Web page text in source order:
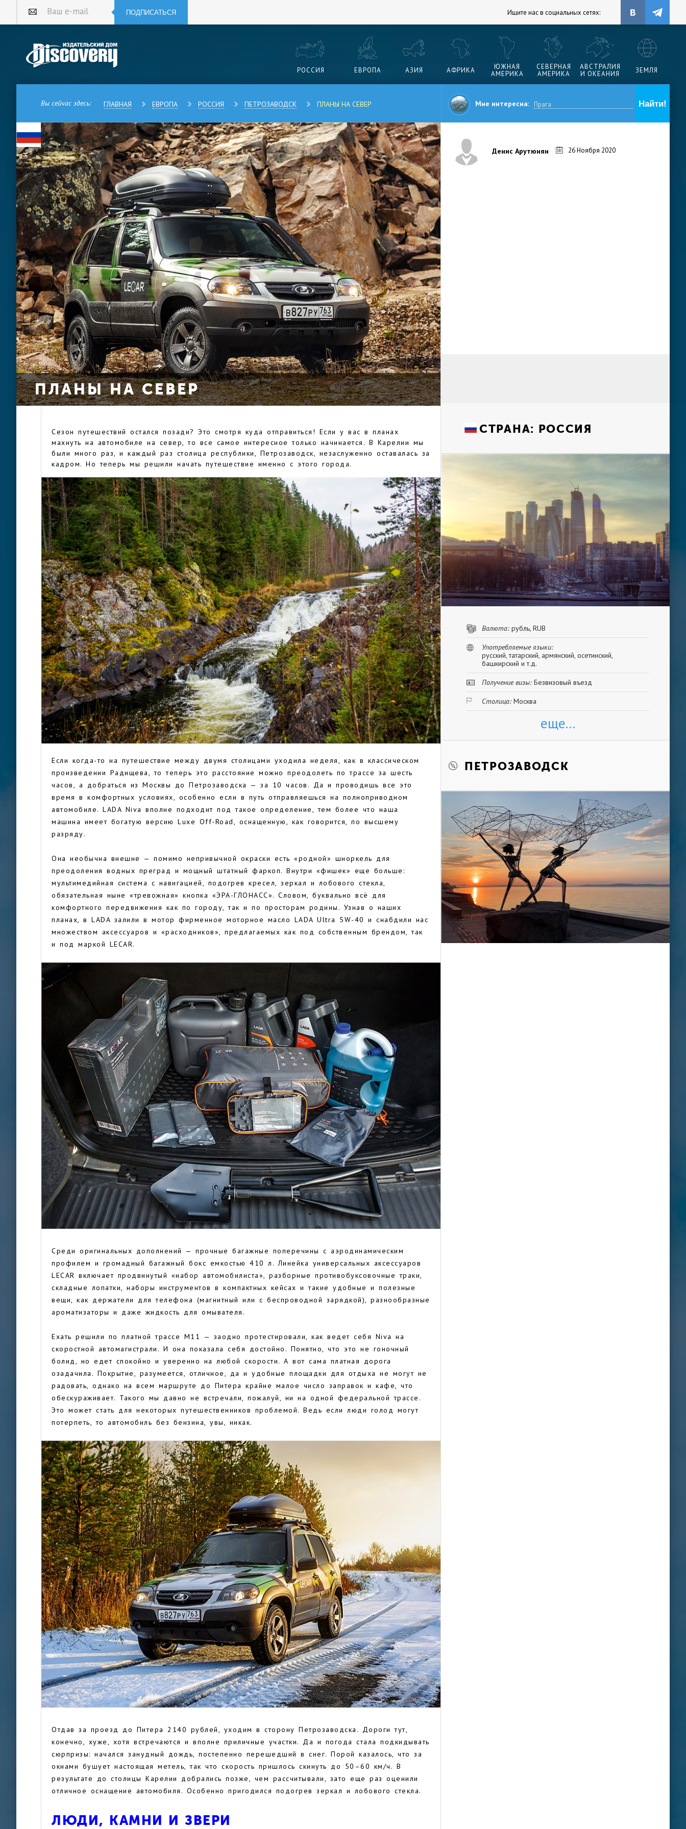
Ваш e-mail ПОДПИСАТЬСЯ Ищите нас в социальных сетях:
РОССИЯ ЕВРОПА АЗИЯ АФРИКА
ЮЖНАЯ
АМЕРИКА
СЕВЕРНАЯ
АМЕРИКА
АВСТРАЛИЯ
И ОКЕАНИЯ
ЗЕМЛЯ
Вы сейчас здесь: ГЛАВНАЯ ЕВРОПА РОССИЯ ПЕТРОЗАВОДСК ПЛАНЫ НА СЕВЕР Мне интересна:
ПЛАНЫ НА СЕВЕР
Сезон путешествий остался позади? Это смотря куда отправиться! Если у вас в планах
махнуть на автомобиле на север, то все самое интересное только начинается. В Карелии мы
были много раз, и каждый раз столица республики, Петрозаводск, незаслуженно оставалась за
кадром. Но теперь мы решили начать путешествие именно с этого города.
Если когда-то на путешествие между двумя столицами уходила неделя, как в классическом
произведении Радищева, то теперь это расстояние можно преодолеть по трассе за шесть
часов, а добраться из Москвы до Петрозаводска — за 10 часов. Да и проводишь все это
время в комфортных условиях, особенно если в путь отправляешься на полноприводном
автомобиле. LADA Niva вполне подходит под такое определение, тем более что наша
машина имеет богатую версию Luxe Off-Road, оснащенную, как говорится, по высшему
разряду.
Она необычна внешне — помимо непривычной окраски есть «родной» шноркель для
преодоления водных преград и мощный штатный фаркоп. Внутри «фишек» еще больше:
мультимедийная система с навигацией, подогрев кресел, зеркал и лобового стекла,
обязательная ныне «тревожная» кнопка «ЭРА-ГЛОНАСС». Словом, буквально всё для
комфортного передвижения как по городу, так и по просторам родины. Узнав о наших
планах, в LADA залили в мотор фирменное моторное масло LADA Ultra 5W-40 и снабдили нас
множеством аксессуаров и «расходников», предлагаемых как под собственным брендом, так
и под маркой LECAR.
Среди оригинальных дополнений — прочные багажные поперечины с аэродинамическим
профилем и громадный багажный бокс емкостью 410 л. Линейка универсальных аксессуаров
LECAR включает продвинутый «набор автомобилиста», разборные противобуксовочные траки,
складные лопатки, наборы инструментов в компактных кейсах и такие удобные и полезные
вещи, как держатели для телефона (магнитный или с беспроводной зарядкой), разнообразные
ароматизаторы и даже жидкость для омывателя.
Ехать решили по платной трассе М11 — заодно протестировали, как ведет себя Niva на
скоростной автомагистрали. И она показала себя достойно. Понятно, что это не гоночный
болид, но едет спокойно и уверенно на любой скорости. А вот сама платная дорога
озадачила. Покрытие, разумеется, отличное, да и удобные площадки для отдыха не могут не
радовать, однако на всем маршруте до Питера крайне малое число заправок и кафе, что
обескураживает. Такого мы давно не встречали, пожалуй, ни на одной федеральной трассе.
Это может стать для некоторых путешественников проблемой. Ведь если люди голод могут
потерпеть, то автомобиль без бензина, увы, никак.
Отдав за проезд до Питера 2140 рублей, уходим в сторону Петрозаводска. Дороги тут,
конечно, хуже, хотя встречаются и вполне приличные участки. Да и погода стала подкидывать
сюрпризы: начался занудный дождь, постепенно перешедший в снег. Порой казалось, что за
окнами бушует настоящая метель, так что скорость пришлось скинуть до 50–60 км/ч. В
результате до столицы Карелии добрались позже, чем рассчитывали, зато еще раз оценили
отличное оснащение автомобиля. Особенно пригодился подогрев зеркал и лобового стекла.
ЛЮДИ, КАМНИ И ЗВЕРИ
Денис Арутюнян 26 Ноября 2020
СТРАНА: РОССИЯ
Валюта: рубль, RUB
Употребляемые языки:
русский, татарский, армянский, осетинский,
башкирский и т.д.
Получение визы: Безвизовый въезд
Столица: Москва
еще...
ПЕТРОЗАВОДСК